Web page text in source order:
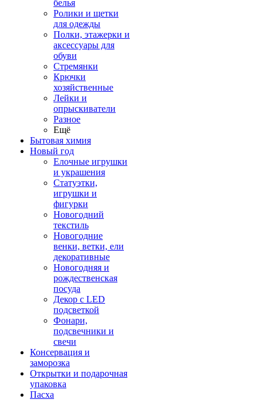
белья
Ролики и щетки
для одежды
Полки, этажерки и
аксессуары для
обуви
Стремянки
Крючки
хозяйственные
Лейки и
опрыскиватели
Разное
Ещё
Бытовая химия
Новый год
Елочные игрушки
и украшения
Статуэтки,
игрушки и
фигурки
Новогодний
текстиль
Новогодние
венки, ветки, ели
декоративные
Новогодняя и
рождественская
посуда
Декор с LED
подсветкой
Фонари,
подсвечники и
свечи
Консервация и
заморозка
Открытки и подарочная
упаковка
Пасха